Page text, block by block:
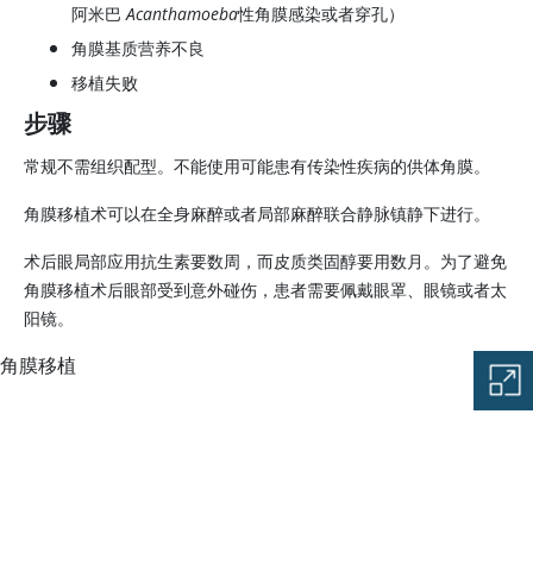
阿米巴Acanthamoeba性角膜感染或者穿孔）
角膜基质营养不良
移植失败
步骤
常规不需组织配型。不能使用可能患有传染性疾病的供体角膜。
角膜移植术可以在全身麻醉或者局部麻醉联合静脉镇静下进行。
术后眼局部应用抗生素要数周，而皮质类固醇要用数月。为了避免
角膜移植术后眼部受到意外碰伤，患者需要佩戴眼罩、眼镜或者太
阳镜。
角膜移植